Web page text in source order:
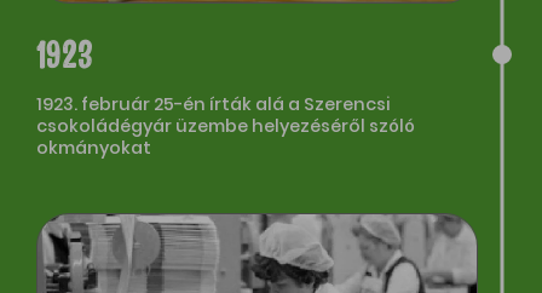
1923
1923. február 25-én írták alá a Szerencsi
csokoládégyár üzembe helyezéséről szóló
okmányokat